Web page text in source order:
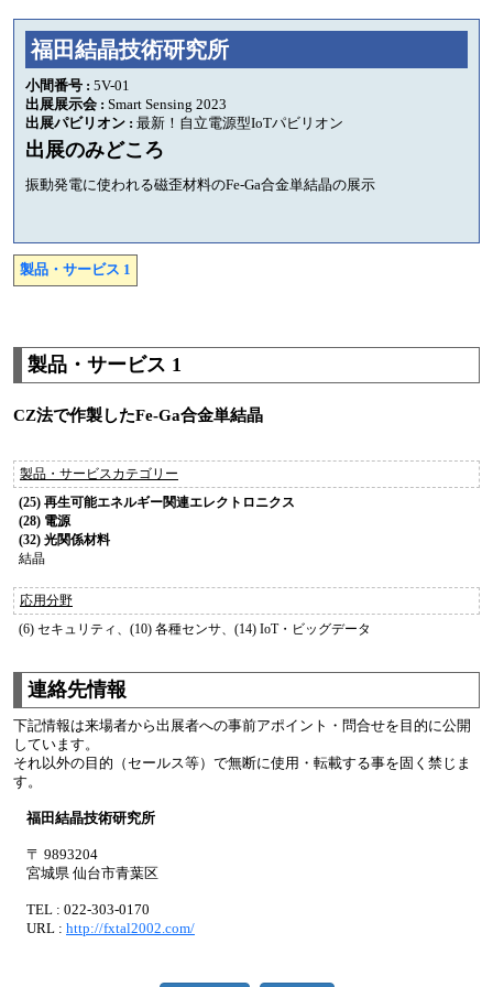
福田結晶技術研究所
小間番号 : 5V-01
出展展示会 : Smart Sensing 2023
出展パビリオン : 最新！自立電源型IoTパビリオン
出展のみどころ
振動発電に使われる磁歪材料のFe-Ga合金単結晶の展示
製品・サービス 1
製品・サービス 1
CZ法で作製したFe-Ga合金単結晶
製品・サービスカテゴリー
(25) 再生可能エネルギー関連エレクトロニクス
(28) 電源
(32) 光関係材料
結晶
応用分野
(6) セキュリティ、(10) 各種センサ、(14) IoT・ビッグデータ
連絡先情報
下記情報は来場者から出展者への事前アポイント・問合せを目的に公開
しています。
それ以外の目的（セールス等）で無断に使用・転載する事を固く禁じま
す。
福田結晶技術研究所
〒 9893204
宮城県 仙台市青葉区
TEL : 022-303-0170
URL : http://fxtal2002.com/